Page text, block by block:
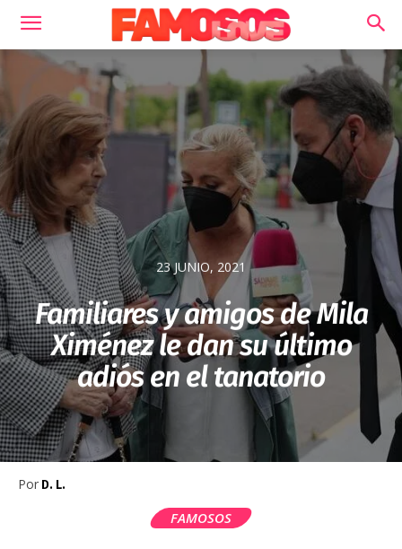
23 JUNIO, 2021
Familiares y amigos de Mila
Ximénez le dan su último
adiós en el tanatorio
Por D. L.
FAMOSOS